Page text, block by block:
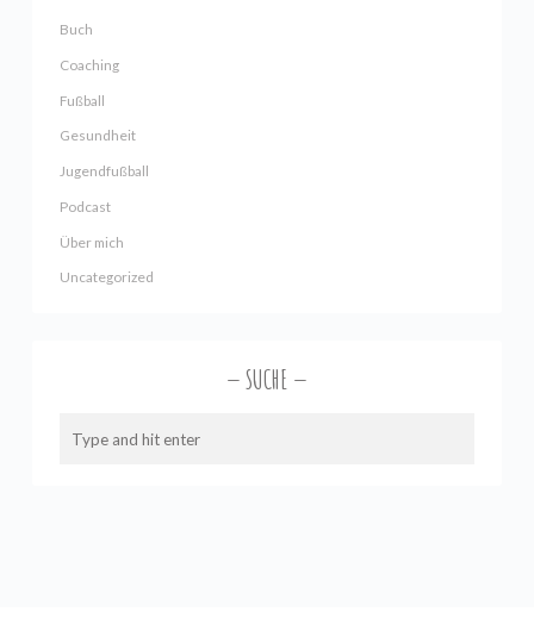
Buch
Coaching
Fußball
Gesundheit
Jugendfußball
Podcast
Über mich
Uncategorized
SUCHE